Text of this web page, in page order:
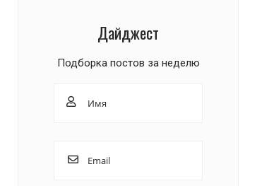
Дайджест
Подборка постов за неделю